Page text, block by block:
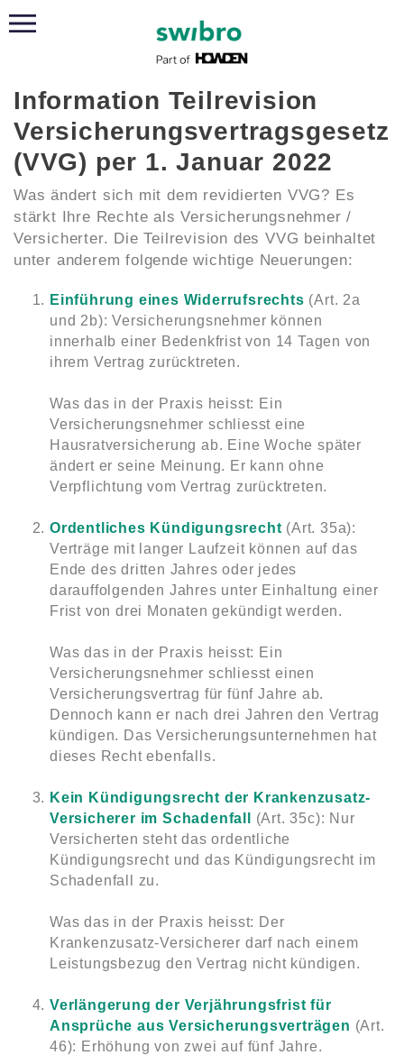
Information Teilrevision
Versicherungsvertragsgesetz
(VVG) per 1. Januar 2022
Was ändert sich mit dem revidierten VVG? Es
stärkt Ihre Rechte als Versicherungsnehmer /
Versicherter. Die Teilrevision des VVG beinhaltet
unter anderem folgende wichtige Neuerungen:
Einführung eines Widerrufsrechts (Art. 2a
und 2b): Versicherungsnehmer können
innerhalb einer Bedenkfrist von 14 Tagen von
ihrem Vertrag zurücktreten.
Was das in der Praxis heisst: Ein
Versicherungsnehmer schliesst eine
Hausratversicherung ab. Eine Woche später
ändert er seine Meinung. Er kann ohne
Verpflichtung vom Vertrag zurücktreten.
Ordentliches Kündigungsrecht (Art. 35a):
Verträge mit langer Laufzeit können auf das
Ende des dritten Jahres oder jedes
darauffolgenden Jahres unter Einhaltung einer
Frist von drei Monaten gekündigt werden.
Was das in der Praxis heisst: Ein
Versicherungsnehmer schliesst einen
Versicherungsvertrag für fünf Jahre ab.
Dennoch kann er nach drei Jahren den Vertrag
kündigen. Das Versicherungsunternehmen hat
dieses Recht ebenfalls.
Kein Kündigungsrecht der Krankenzusatz-
Versicherer im Schadenfal
(Art. 35c): Nur
Versicherten steht das ordentliche
Kündigungsrecht und das Kündigungsrecht im
Schadenfall zu.
Was das in der Praxis heisst: Der
Krankenzusatz-Versicherer darf nach einem
Leistungsbezug den Vertrag nicht kündigen.
Verlängerung der Verjährungsfrist für
Ansprüche aus Versicherungsverträgen (Art.
46): Erhöhung von zwei auf fünf Jahre.